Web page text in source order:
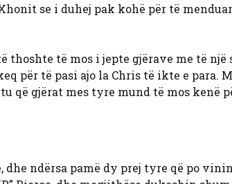
se i duhej pak kohë për të
thoshte të mos i jepte gjërave me të
për të pasi ajo la Chris të ikte e para.
që gjërat mes tyre mund të mos kenë
ndërsa pamë dy prej tyre që po